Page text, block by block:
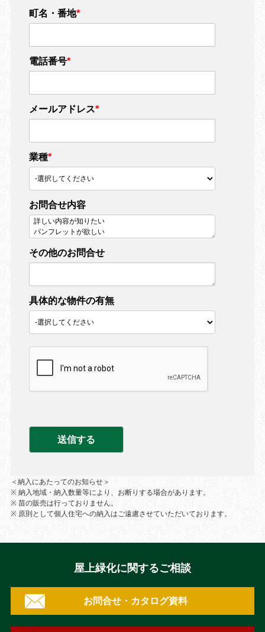
町名・番地*
電話番号*
メールアドレス*
業種*
お問合せ内容
その他のお問合せ
具体的な物件の有無
＜納入にあたってのお知らせ＞
※ 納入地域・納入数量等により、お断りする場合があります。
※ 苗の販売は行っておりません。
※ 原則として個人住宅への納入はご遠慮させていただいております。
屋上緑化に関するご相談
お問合せ・カタログ資料